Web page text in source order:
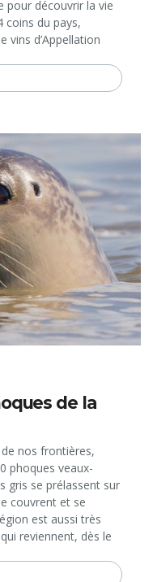
pour découvrir la vie
coins du pays,
vins d’Appellation
de la
nos frontières,
phoques veaux-
gris se prélassent sur
couvrent et se
est aussi très
reviennent, dès le